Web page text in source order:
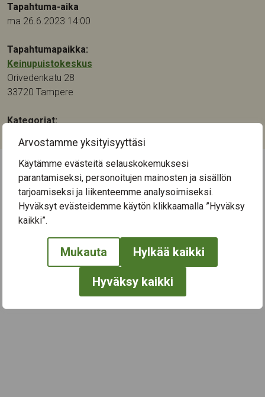
Arvostamme yksityisyyttäsi
Käytämme evästeitä selauskokemuksesi
parantamiseksi, personoitujen mainosten ja sisällön
tarjoamiseksi ja liikenteemme analysoimiseksi.
Hyväksyt evästeidemme käytön klikkaamalla ”Hyväksy
kaikki”.
Mukauta Hylkää kaikki
Hyväksy kaikki
Tapahtuma-aika
ma 26.6.2023 14:00
Tapahtumapaikka:
Keinupuistokeskus
Orivedenkatu 28
33720 Tampere
Kategoriat:
← Näytä kaikki tapahtumat